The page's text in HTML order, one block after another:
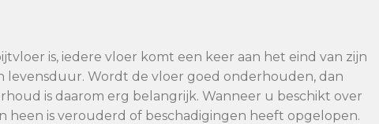
is, iedere vloer komt een keer aan het eind van zijn
levensduur. Wordt de vloer goed onderhouden, dan
is daarom erg belangrijk. Wanneer u beschikt over
is verouderd of beschadigingen heeft opgelopen.